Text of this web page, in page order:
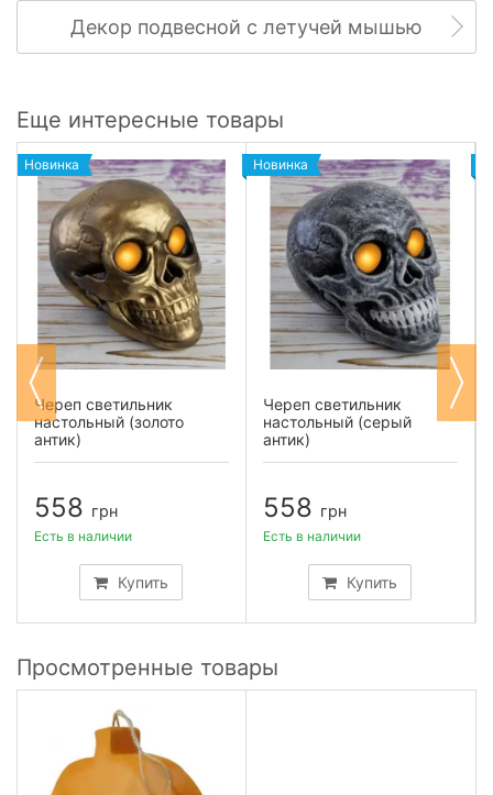
Декор подвесной с летучей мышью
Еще интересные товары
Новинка
Череп светильник
настольный (золото
антик)
558 грн
Купить
Есть в наличии
Новинка
Череп светильник
настольный (серый
антик)
558 грн
Купить
Есть в наличии
Просмотренные товары